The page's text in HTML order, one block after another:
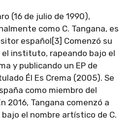
(16 de julio de 1990),
como C. Tangana, es
español[3] Comenzó su
el instituto, rapeando bajo el
y publicando un EP de
Él Es Crema (2005). Se
como miembro del
2016, Tangana comenzó a
el nombre artístico de C.